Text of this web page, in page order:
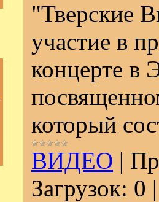
"Тверские
участие в
концерте в
который
ВИДЕО |
Загрузок: 0